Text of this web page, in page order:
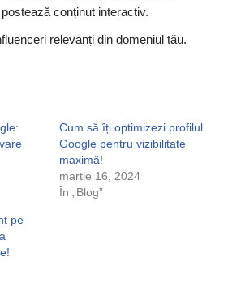
conținut interactiv.
relevanți din domeniul tău.
Cum să îți optimizezi profilul
Google pentru vizibilitate
maximă!
martie 16, 2024
În „Blog”
pe